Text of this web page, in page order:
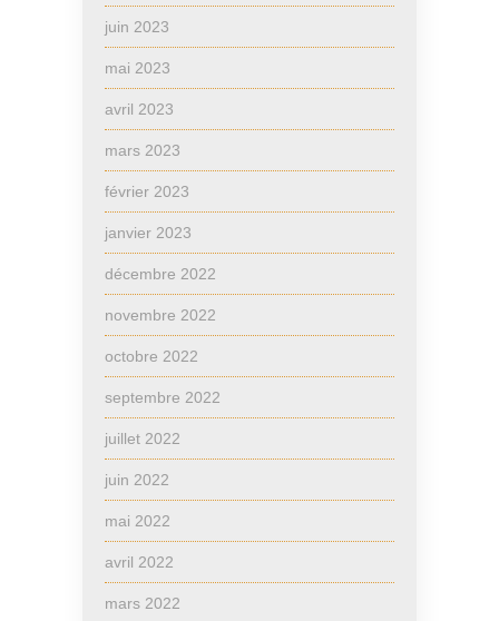
juin 2023
mai 2023
avril 2023
mars 2023
février 2023
janvier 2023
décembre 2022
novembre 2022
octobre 2022
septembre 2022
juillet 2022
juin 2022
mai 2022
avril 2022
mars 2022